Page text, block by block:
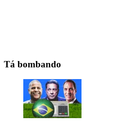
Tá bombando